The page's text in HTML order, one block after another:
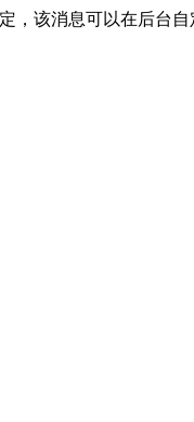
，该消息可以在后台自